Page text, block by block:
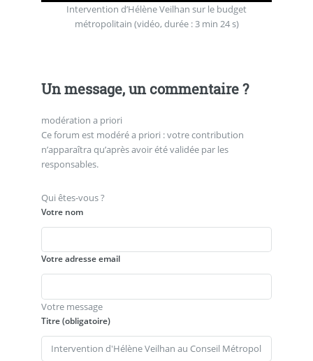
Intervention d’Hélène Veilhan sur le budget
métropolitain (vidéo, durée : 3 min 24 s)
Un message, un commentaire ?
modération a priori
Ce forum est modéré a priori : votre contribution
n’apparaîtra qu’après avoir été validée par les
responsables.
Qui êtes-vous ?
Votre nom
Votre adresse email
Votre message
Titre (obligatoire)